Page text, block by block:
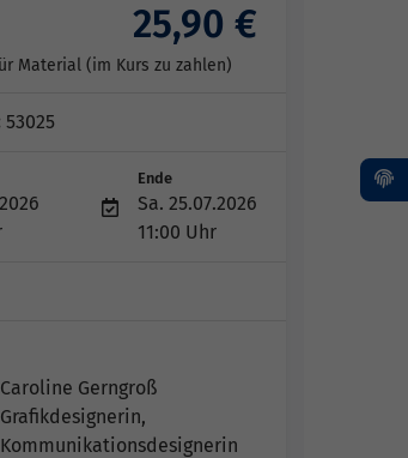
25,90 €
Material (im Kurs zu zahlen)
53025
Ende
Sa. 25.07.2026
11:00 Uhr
Caroline Gerngroß
Grafikdesignerin,
Kommunikationsdesignerin